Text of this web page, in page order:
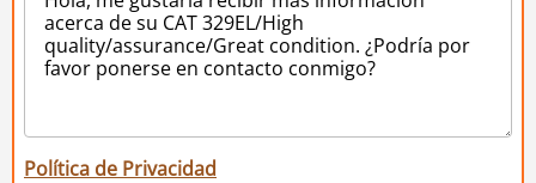
Política de Privacidad